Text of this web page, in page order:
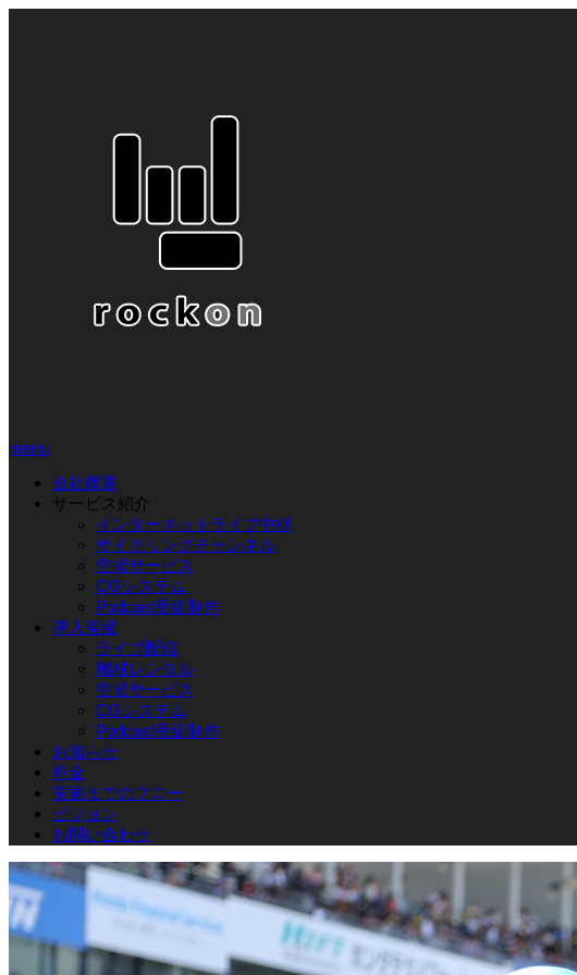
menu
会社概要
サービス紹介
インターネットライブ中継
サイクリングチャンネル
空撮サービス
CGシステム
Podcast番組制作
導入実績
ライブ配信
機材レンタル
空撮サービス
CGシステム
Podcast番組制作
お知らせ
料金
実施までのフロー
ビジョン
お問い合わせ